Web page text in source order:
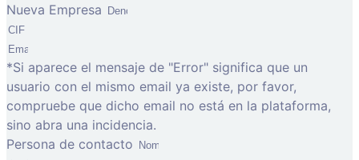
Nueva Empresa
*Si aparece el mensaje de "Error" significa que un
usuario con el mismo email ya existe, por favor,
compruebe que dicho email no está en la plataforma,
sino abra una incidencia.
Persona de contacto